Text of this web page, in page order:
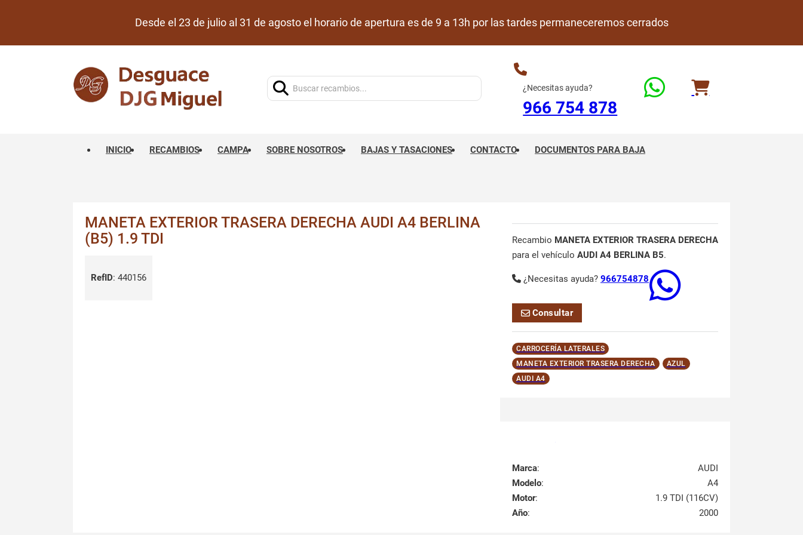
Desde el 23 de julio al 31 de agosto el horario de apertura es de 9 a 13h por las tardes permaneceremos cerrados
¿Necesitas ayuda?
966 754 878
INICIO RECAMBIOS CAMPA SOBRE NOSOTROS BAJAS Y TASACIONES CONTACTO DOCUMENTOS PARA BAJA
MANETA EXTERIOR TRASERA DERECHA AUDI A4 BERLINA
(B5) 1.9 TDI
RefID: 440156
Recambio MANETA EXTERIOR TRASERA DERECHA
para el vehículo AUDI A4 BERLINA B5.
¿Necesitas ayuda? 966754878
Consultar
CARROCERÍA LATERALES
MANETA EXTERIOR TRASERA DERECHA
AZUL
AUDI A4
Marca:
AUDI
Modelo:
A4
Motor:
1.9 TDI (116CV)
Año: 2000